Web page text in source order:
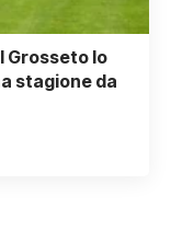
Grosseto lo
stagione da